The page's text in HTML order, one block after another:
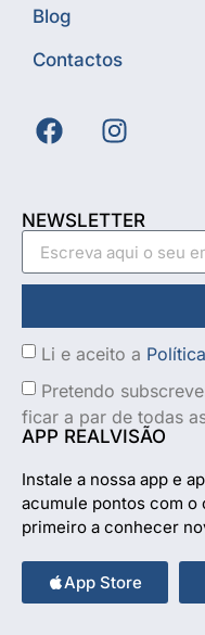
Blog
Contactos
NEWSLETTER
Li e aceito a
Pretendo
ficar a par de todas
APP REALVISÃO
Instale a nossa app e
acumule pontos com o
primeiro a conhecer
App Store